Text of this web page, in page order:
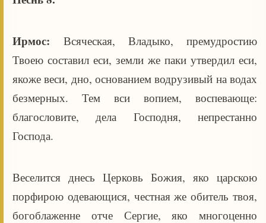
Ирмос: Всяческая, Владыко, премудростию
Твоею составил еси, земли же паки утвердил еси,
якоже веси, дно, основанием водрузивый на водах
безмерных. Тем вси вопием, воспевающе:
благословите, дела Господня, непрестанно
Господа.
Веселится днесь Церковь Божия, яко царскою
порфирою одевающися, честная же обитель твоя,
богоблаженне отче Сергие, яко многоценно